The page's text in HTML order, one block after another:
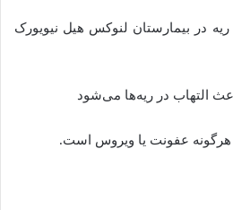
در بیمارستان لنوکس هیل نیویورک
التهاب در ریه‌ها می‌شود
هر‌گونه عفونت یا ویروس است.